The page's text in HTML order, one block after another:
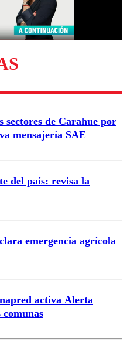
Enviar comentario
sectores de Carahue por
mensajería SAE
del país: revisa la
emergencia agrícola
activa Alerta